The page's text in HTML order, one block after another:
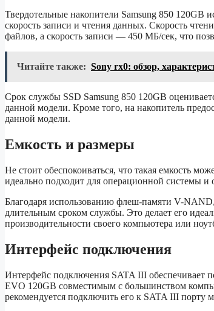
Твердотельные накопители Samsung 850 120GB
скорость записи и чтения данных. Скорость
файлов, а скорость записи — 450 МБ/сек, что
Читайте также: Sony rx0: обзор,
Срок службы SSD Samsung 850 120GB
данной модели. Кроме того, на накопитель
данной модели.
Емкость и размеры
Не стоит обеспокоиваться, что такая емкость
идеально подходит для операционной системы
Благодаря использованию флеш-памяти V-
длительным сроком службы. Это делает его
производительности своего компьютера или
Интерфейс подключения
Интерфейс подключения SATA III обеспечивает
EVO 120GB совместимым с большинством
рекомендуется подключить его к SATA III порту